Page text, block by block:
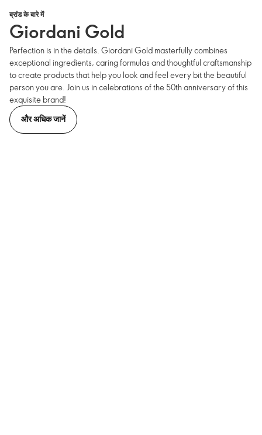
ब्रांड के बारे में
Giordani Gold
Perfection is in the details. Giordani Gold masterfully combines
exceptional ingredients, caring formulas and thoughtful craftsmanship
to create products that help you look and feel every bit the beautiful
person you are. Join us in celebrations of the 50th anniversary of this
exquisite brand!
और अधिक जानें